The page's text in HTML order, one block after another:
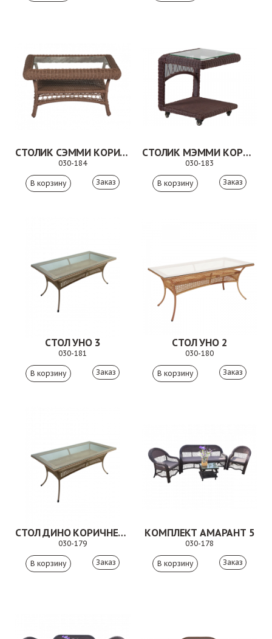
СТОЛИК СЭММИ КОРИЧНЕВЫЙ
030-184
Заказ
СТОЛИК МЭММИ КОРИЧНЕВЫЙ
030-183
Заказ
СТОЛ УНО 3
030-181
Заказ
СТОЛ УНО 2
030-180
Заказ
СТОЛ ДИНО КОРИЧНЕВЫЙ
030-179
Заказ
КОМПЛЕКТ АМАРАНТ 5
030-178
Заказ